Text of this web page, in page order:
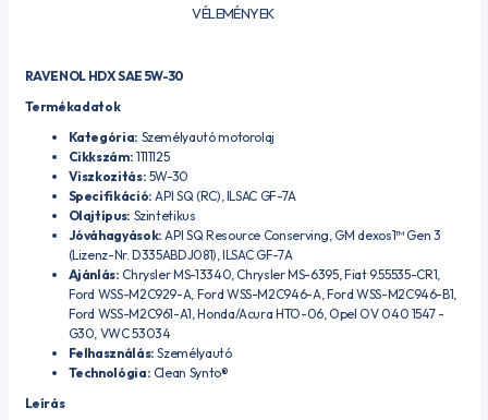
VÉLEMÉNYEK
RAVENOL HDX SAE 5W-30
Termékadatok
Kategória: Személyautó motorolaj
Cikkszám: 1111125
Viszkozitás: 5W-30
Specifikáció: API SQ (RC), ILSAC GF-7A
Olajtípus: Szintetikus
Jóváhagyások: API SQ Resource Conserving, GM dexos1™ Gen 3
(Lizenz-Nr. D335ABDJ081), ILSAC GF-7A
Ajánlás: Chrysler MS-13340, Chrysler MS-6395, Fiat 9.55535-CR1,
Ford WSS-M2C929-A, Ford WSS-M2C946-A, Ford WSS-M2C946-B1,
Ford WSS-M2C961-A1, Honda/Acura HTO-06, Opel OV 040 1547 -
G30, VWC 53034
Felhasználás: Személyautó
Technológia: Clean Synto®
Leírás